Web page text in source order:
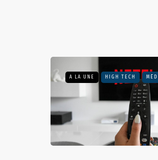
A LA UNE HIGH TECH